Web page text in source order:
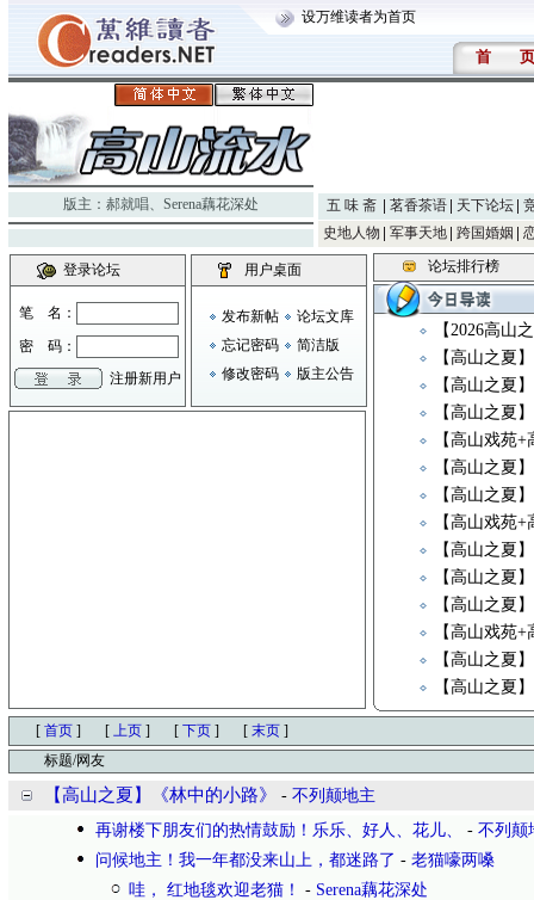
设万维读者为首页
首 页
版主： 郝就唱、 Serena藕花深处 五 味 斋 茗香茶语 天下论坛
史地人物
军事天地 跨国婚姻
登录论坛
笔 名：
密 码：
注册新用户
用户桌面
发布新帖
论坛文库
忘记密码
简洁版
修改密码
版主公告
论坛排行榜
【2026高山
【高山之夏
【高山之夏
【高山之夏
【高山戏苑
【高山之夏
【高山之夏
【高山戏苑
【高山之夏
【高山之夏
【高山之夏
【高山戏苑
【高山之夏
【高山之夏
[ 首页 ] [ 上页 ] [ 下页 ] [ 末页 ]
标题/网友
【高山之夏】《林中的小路》 - 不列颠地主
再谢楼下朋友们的热情鼓励！乐乐、好人、花儿、
- 不列颠
问候地主！我一年都没来山上，都迷路了 - 老猫嚎两嗓
哇， 红地毯欢迎老猫！
- Serena藕花深处